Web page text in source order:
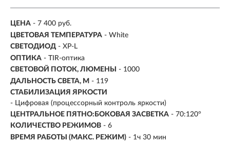
ЦЕНА - 7 400 руб.
ЦВЕТОВАЯ ТЕМПЕРАТУРА - White
СВЕТОДИОД - XP-L
ОПТИКА - TIR-оптика
СВЕТОВОЙ ПОТОК, ЛЮМЕНЫ
- 1000
ДАЛЬНОСТЬ СВЕТА, М - 119
СТАБИЛИЗАЦИЯ ЯРКОСТИ
- Цифровая (процессорный контроль яркости)
ЦЕНТРАЛЬНОЕ ПЯТНО:БОКОВАЯ ЗАСВЕТКА - 70:120°
КОЛИЧЕСТВО РЕЖИМОВ - 6
ВРЕМЯ РАБОТЫ (МАКС. РЕЖИМ) - 1ч 30 мин